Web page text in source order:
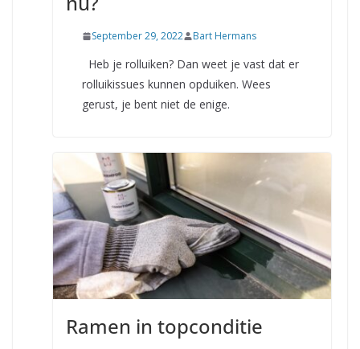
September 29, 2022 Bart Hermans
Heb je rolluiken? Dan weet je vast dat er
rolluikissues kunnen opduiken. Wees
gerust, je bent niet de enige.
Ramen in topconditie